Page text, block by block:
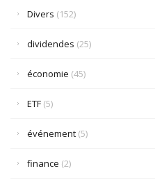
Divers (152)
dividendes (25)
économie (45)
ETF (5)
événement (5)
finance (2)